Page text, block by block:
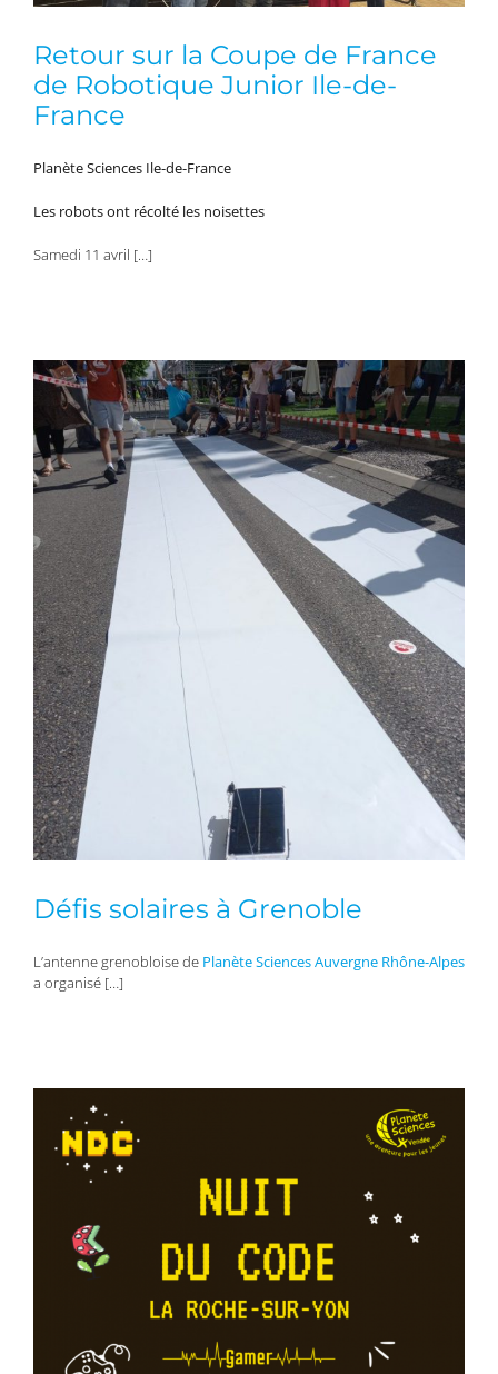
Retour sur la Coupe de France
de Robotique Junior Ile-de-
France
Planète Sciences Ile-de-France
Les robots ont récolté les noisettes
Samedi 11 avril […]
Défis solaires à Grenoble
L’antenne grenobloise de Planète Sciences Auvergne Rhône-Alpes
a organisé […]